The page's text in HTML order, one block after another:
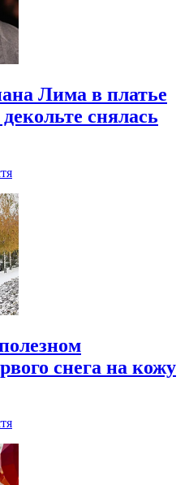
Лима в платье
снялась
снега на кожу